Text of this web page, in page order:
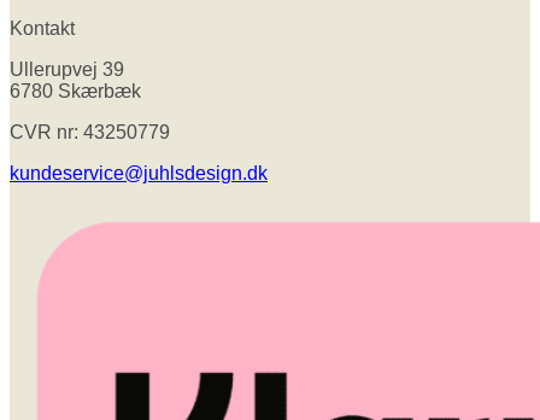
Kontakt
Ullerupvej 39
6780 Skærbæk
CVR nr: 43250779
kundeservice@juhlsdesign.dk